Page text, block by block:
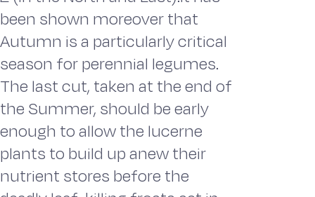
been shown moreover that
Autumn is a particularly critical
season for perennial legumes.
The last cut, taken at the end of
the Summer, should be early
enough to allow the lucerne
plants to build up anew their
nutrient stores before the